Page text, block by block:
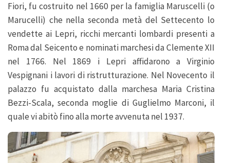
Fiori, fu costruito nel 1660 per la famiglia Maruscelli (o
Marucelli) che nella seconda metà del Settecento lo
vendette ai Lepri, ricchi mercanti lombardi presenti a
Roma dal Seicento e nominati marchesi da Clemente XII
nel 1766. Nel 1869 i Lepri affidarono a Virginio
Vespignani i lavori di ristrutturazione. Nel Novecento il
palazzo fu acquistato dalla marchesa Maria Cristina
Bezzi-Scala, seconda moglie di Guglielmo Marconi, il
quale vi abitò fino alla morte avvenuta nel 1937.